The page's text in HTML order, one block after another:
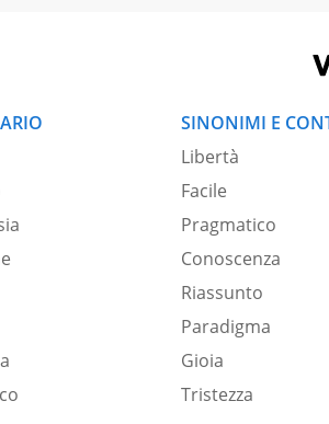
SINONIMI E
Libertà
Facile
Pragmatico
Conoscenza
Riassunto
Paradigma
Gioia
Tristezza